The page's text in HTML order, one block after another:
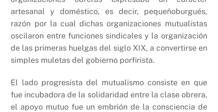
artesanal y doméstico, es decir, pequeñoburgués,
razón por la cual dichas organizaciones mutualistas
oscilaron entre funciones sindicales y la organización
de las primeras huelgas del siglo XIX, a convertirse en
simples muletas del gobierno porfirista.
El lado progresista del mutualismo consiste en que
fue incubadora de la solidaridad entre la clase obrera,
el apoyo mutuo fue un embrión de la consciencia de